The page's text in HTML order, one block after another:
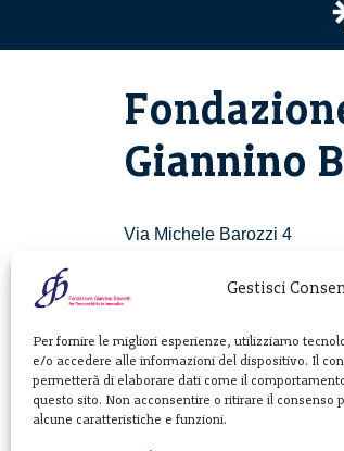
Gestisci
Per fornire le migliori esperienze, utilizziamo
e/o accedere alle informazioni del dispositivo. Il
permetterà di elaborare dati come il
questo sito. Non acconsentire o ritirare il consenso
alcune caratteristiche e funzioni.
Giannino
Via Michele Barozzi 4
T. +39 02 781933
info@fondazionebassetti.org
p.i. 12520270153